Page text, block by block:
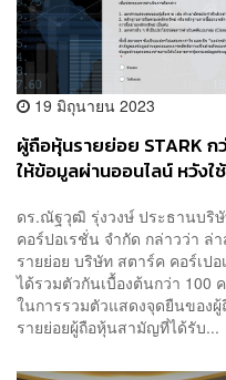
19 มิถุนายน 2023
ผู้ถือหุ้นรายย่อย STARK
ให้ข้อมูลผ่านออนไลน์ หวัง
ดร.ณัฐวุฒิ รุ่งวงษ์ ประธานบริ
คอร์ปอเรชั่น จำกัด กล่าวว่า
รายย่อย บริษัท สตาร์ค คอร์เป
ได้รวมตัวกันเบื้องต้นกว่า 100
ในการรวมตัวแสดงจุดยืนของ
รายย่อยผู้ถือหุ้นสามัญที่ได้รับ...